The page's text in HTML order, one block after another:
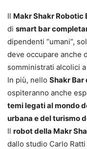
Il Makr Shakr Robotic
di smart bar
dipendenti “umani”,
deve occupare anche
somministrati alcolici
In più, nello Shakr Bar
ospiteranno anche
temi legati al mondo
urbana e del turismo
Il robot della Makr
dallo studio Carlo